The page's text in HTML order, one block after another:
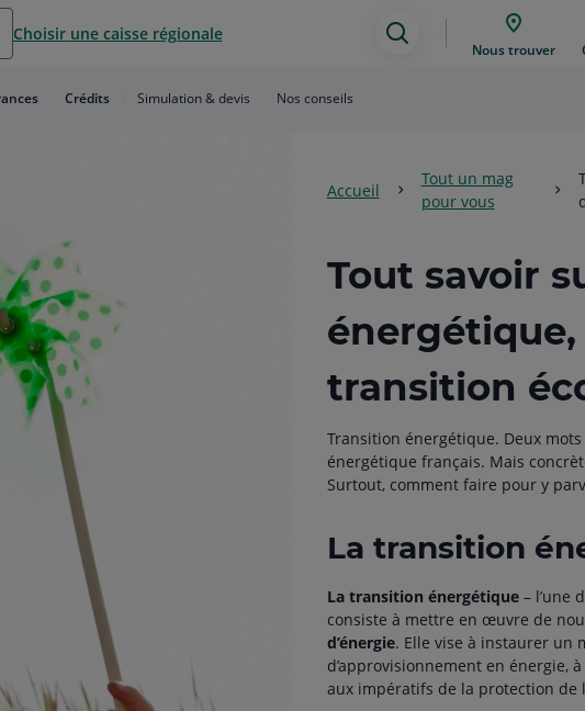
Choisir une caisse régionale
Assistance
Nous trouver
Crédits Simulation & devis Nos conseils
Accueil
Tout un mag
pour vous
Tout savoir
transition
Transition énergétique. Deux
énergétique français. Mais
Surtout, comment faire pour y
La transition
La transition énergétique– l’une
consiste à mettre en œuvre de
d’énergie. Elle vise à instaurer un
d’approvisionnement en énergie,
aux impératifs de la protection de